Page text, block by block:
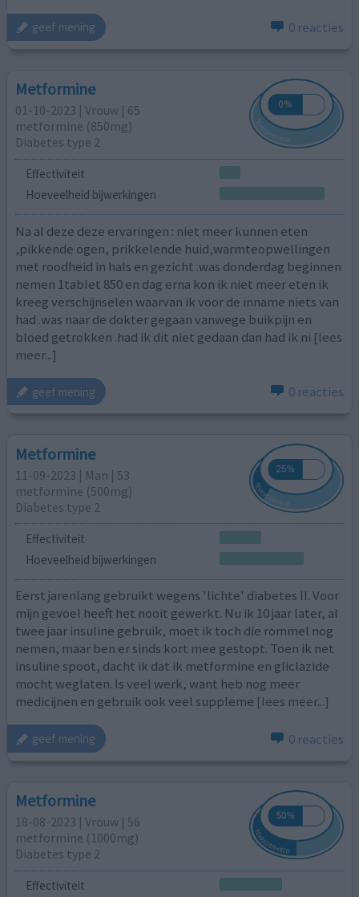
geef mening 0 reacties
Metformine
01-10-2023 | Vrouw | 65
metformine (850mg)
Diabetes type 2
Effectiviteit
Hoeveelheid bijwerkingen
Na al deze deze ervaringen : niet meer kunnen eten
,pikkende ogen, prikkelende huid,warmteopwellingen
met roodheid in hals en gezicht .was donderdag beginnen
nemen 1tablet 850 en dag erna kon ik niet meer eten ik
kreeg verschijnselen waarvan ik voor de inname niets van
had .was naar de dokter gegaan vanwege buikpijn en
bloed getrokken .had ik dit niet gedaan dan had ik ni [lees
meer...]
geef mening 0 reacties
Metformine
11-09-2023 | Man | 53
metformine (500mg)
Diabetes type 2
Effectiviteit
Hoeveelheid bijwerkingen
Eerst jarenlang gebruikt wegens 'lichte' diabetes II. Voor
mijn gevoel heeft het nooit gewerkt. Nu ik 10 jaar later, al
twee jaar insuline gebruik, moet ik toch die rommel nog
nemen, maar ben er sinds kort mee gestopt. Toen ik net
insuline spoot, dacht ik dat ik metformine en gliclazide
mocht weglaten. Is veel werk, want heb nog meer
medicijnen en gebruik ook veel suppleme [lees meer...]
geef mening 0 reacties
Metformine
18-08-2023 | Vrouw | 56
metformine (1000mg)
Diabetes type 2
Effectiviteit